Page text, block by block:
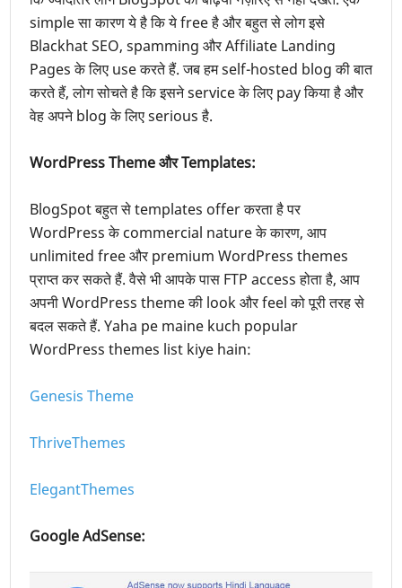
simple सा कारण ये है कि ये free है और बहुत से लोग इसे
Blackhat SEO, spamming और Affiliate Landing
Pages के लिए use करते हैं. जब हम self-hosted blog की बात
करते हैं, लोग सोचते है कि इसने service के लिए pay किया है और
वेह अपने blog के लिए serious है.
WordPress Theme और Templates:
BlogSpot बहुत से templates offer करता है पर
WordPress के commercial nature के कारण, आप
unlimited free और premium WordPress themes
प्राप्त कर सकते हैं. वैसे भी आपके पास FTP access होता है, आप
अपनी WordPress theme की look और feel को पूरी तरह से
बदल सकते हैं. Yaha pe maine kuch popular
WordPress themes list kiye hain:
Genesis Theme
ThriveThemes
ElegantThemes
Google AdSense: